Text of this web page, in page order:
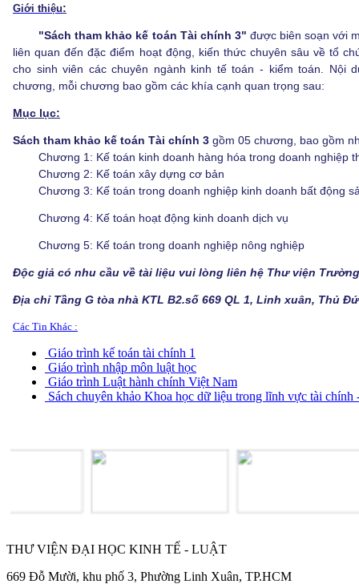
Giới thiệu:
"Sách tham khảo kế toán Tài chính 3" được biên soạn với
liên quan đến đặc điểm hoạt động, kiến thức chuyên sâu về tổ
cho sinh viên các chuyên ngành kinh tế toán - kiểm toán. Nội
chương, mỗi chương bao gồm các khía cạnh quan trọng sau:
Mục lục:
Sách tham khảo kế toán Tài chính 3 gồm 05 chương, bao gồm
Chương 1: Kế toán kinh doanh hàng hóa trong doanh nghiệp
Chương 2: Kế toán xây dựng cơ bản
Chương 3: Kế toán trong doanh nghiệp kinh doanh bất động
Chương 4: Kế toán hoạt động kinh doanh dịch vụ
Chương 5: Kế toán trong doanh nghiệp nông nghiệp
Độc giả có nhu cầu về tài liệu vui lòng liên hệ Thư viện
Địa chỉ Tầng G tòa nhà KTL B2.số 669 QL 1, Linh xuân, Thủ
Các Tin Khác :
Giáo trình kế toán tài chính 1
Giáo trình nhập môn luật học
Giáo trình Luật hành chính Việt Nam
Sách chuyên khảo Khoa học dữ liệu trong lĩnh vực tài chính
THƯ VIỆN ĐẠI HỌC KINH TẾ - LUẬT
669 Đỗ Mười, khu phố 3, Phường Linh Xuân, TP.HCM